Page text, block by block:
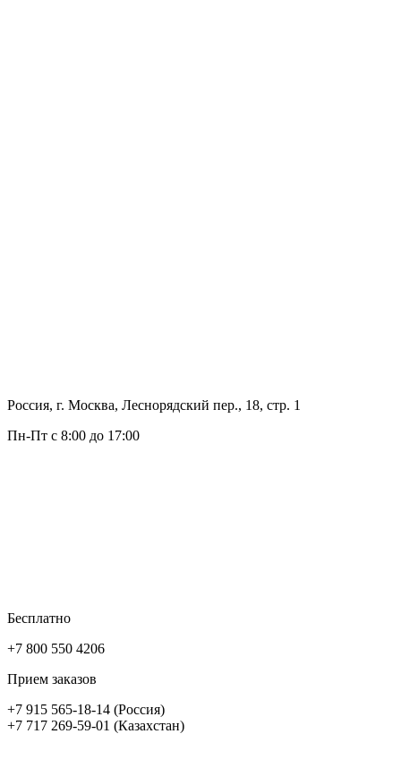
Россия, г. Москва, Леснорядский пер., 18, стр. 1
Пн-Пт с 8:00 до 17:00
Бесплатно
+7 800 550 4206
Прием заказов
+7 915 565-18-14 (Россия)
+7 717 269-59-01 (Казахстан)